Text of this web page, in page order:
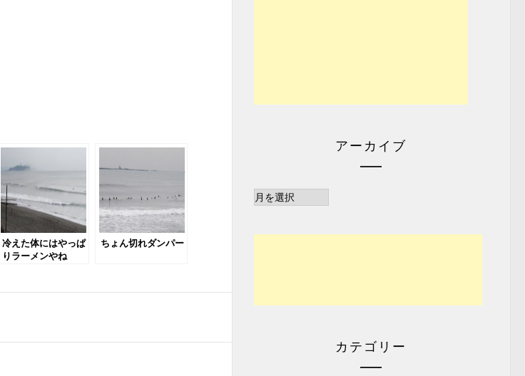
冷えた体にはやっぱ
りラーメンやね
ちょん切れダンパー
アーカイブ
ア
カテゴリー